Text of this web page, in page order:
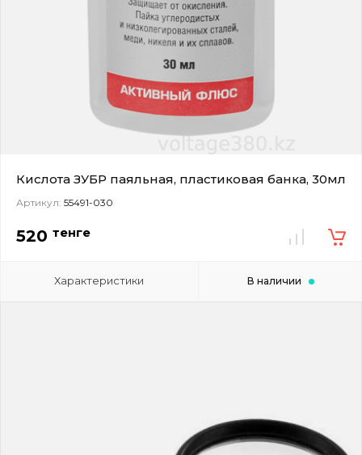
Кислота ЗУБР паяльная, пластиковая банка, 30мл
Артикул: 55491-030
520 тенге
Характеристики В наличии